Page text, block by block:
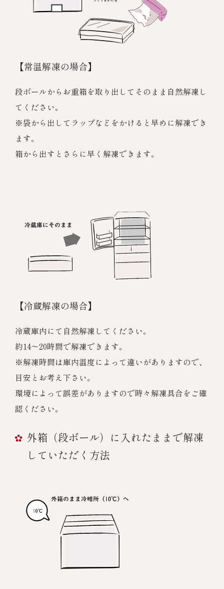
【常温解凍の場合】
段ボールからお重箱を取り出してそのまま自然解凍し
てください。
※袋から出してラップなどをかけると早めに解凍でき
ます。
箱から出すとさらに早く解凍できます。
【冷蔵解凍の場合】
冷蔵庫内にて自然解凍してください。
約14～20時間で解凍できます。
※解凍時間は庫内温度によって違いがありますので、
目安とお考え下さい。
環境によって誤差がありますので時々解凍具合をご確
認ください。
外箱（段ボール）に入れたままで解凍
していただく方法